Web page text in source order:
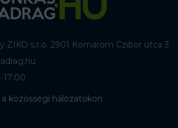
ZIKO s.r.o. 2901 Komárom Czibor utca 3
17:00
a közösségi hálózatokon